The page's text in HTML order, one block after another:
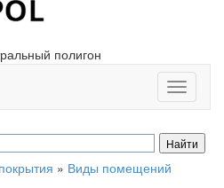
полигон
Toggle
» Виды помещений